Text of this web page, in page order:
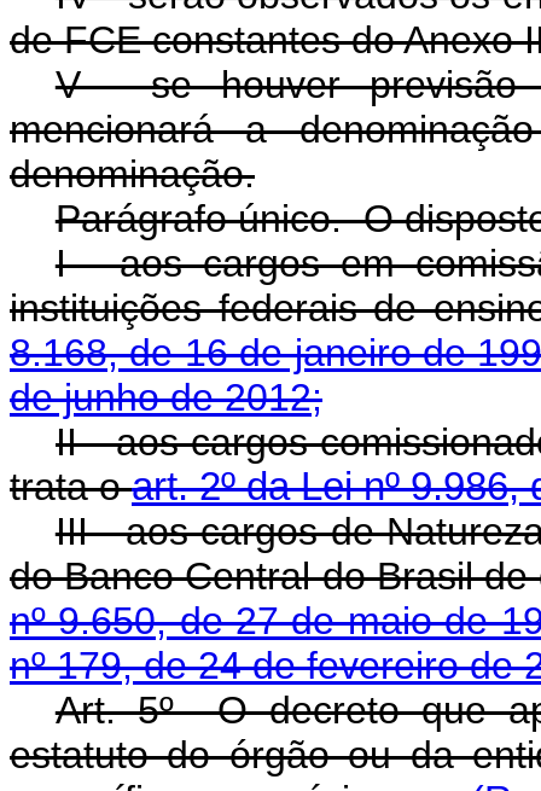
de FCE constantes do Anexo
V - se houver
mencionará a
denominação.
Parágrafo único. O
I - aos cargos em
instituições federais de
8.168, de 16 de janeiro de
de junho de 2012;
II - aos cargos
trata oart. 2º da Lei nº 9.986,
III - aos cargos de
do Banco Central do Brasil
nº 9.650, de 27 de maio de
nº 179, de 24 de fevereiro de
Art. 5º O decreto que
estatuto do órgão ou da